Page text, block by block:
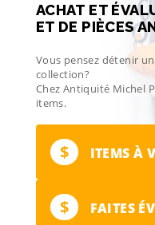
ACHAT ET
ET DE PIÈCES
Vous pensez détenir
collection?
Chez Antiquité Michel
items.
$ ITEMS À
$ FAITES